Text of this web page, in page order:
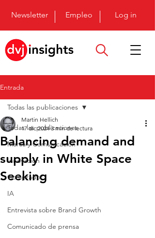
Newsletter Empleo Log in
Entrada
Todas las publicaciones
Marca y Comunicación
Innovación
Comprador
IA
Entrevista sobre Brand Growth
Comunicado de prensa
Todas las publicaciones
Balancing demand and
supply in White Space
Seeking
Martin Hellich
17 dic 2024 3 min de lectura